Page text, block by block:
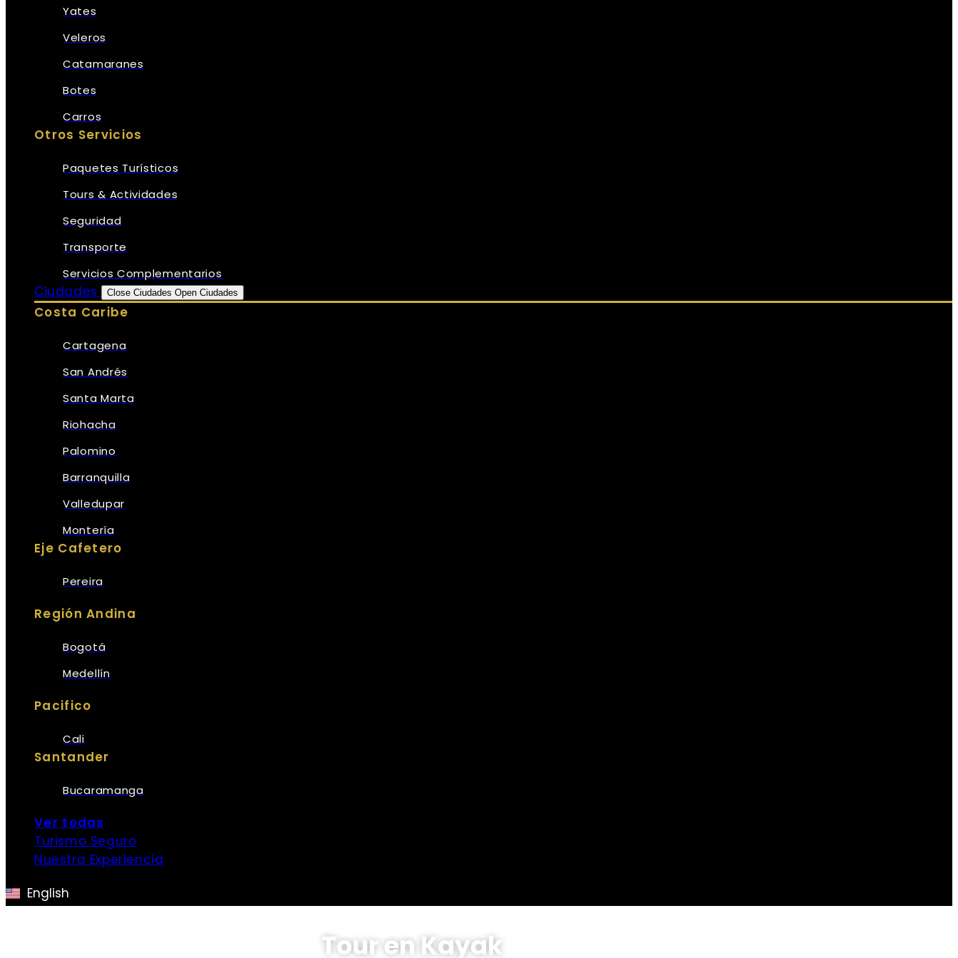
Yates
Veleros
Catamaranes
Botes
Carros
Otros Servicios
Paquetes Turísticos
Tours & Actividades
Seguridad
Transporte
Servicios Complementarios
Ciudades Close Ciudades Open Ciudades
Costa Caribe
Cartagena
San Andrés
Santa Marta
Riohacha
Palomino
Barranquilla
Valledupar
Montería
Eje Cafetero
Pereira
Región Andina
Bogotá
Medellín
Pacifico
Cali
Santander
Bucaramanga
Ver todas
Turismo Seguro
Nuestra Experiencia
English
Tour en Kayak